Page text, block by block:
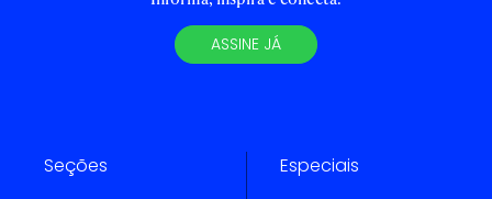
ASSINE JÁ
Seções Especiais